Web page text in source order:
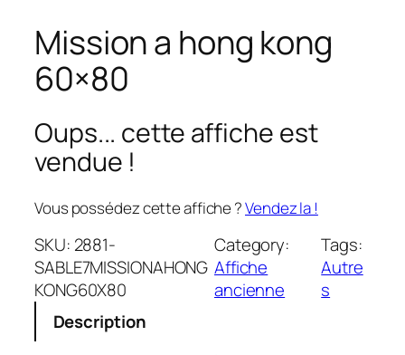
Mission a hong kong
60×80
Oups... cette affiche est
vendue !
Vous possédez cette affiche ?Vendez la !
SKU: 2881-
SABLE7MISSIONAHONG
KONG60X80
Category:
Affiche
ancienne
Tags:
Autre
s
Description